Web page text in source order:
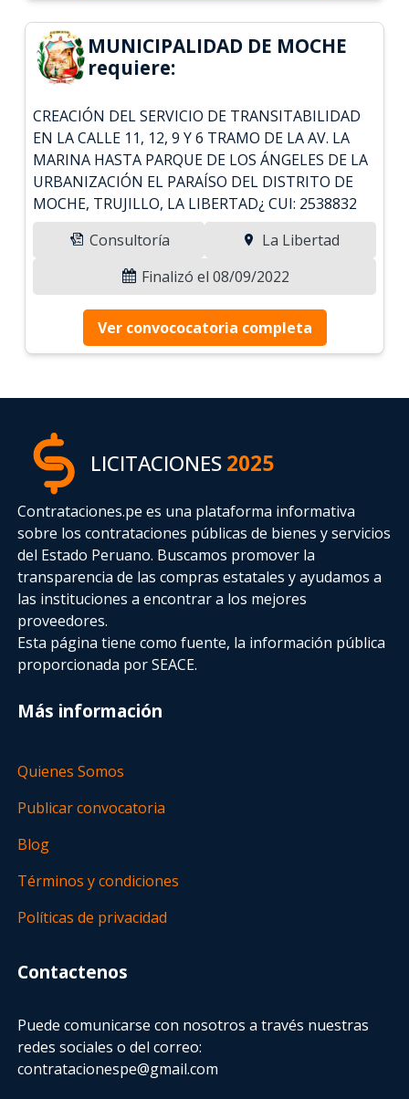
MUNICIPALIDAD DE MOCHE
requiere:
CREACIÓN DEL SERVICIO DE TRANSITABILIDAD
EN LA CALLE 11, 12, 9 Y 6 TRAMO DE LA AV. LA
MARINA HASTA PARQUE DE LOS ÁNGELES DE LA
URBANIZACIÓN EL PARAÍSO DEL DISTRITO DE
MOCHE, TRUJILLO, LA LIBERTAD¿ CUI: 2538832
Consultoría
La Libertad
Finalizó el 08/09/2022
Ver convococatoria completa
LICITACIONES2025
Contrataciones.pe es una plataforma informativa
sobre los contrataciones públicas de bienes y servicios
del Estado Peruano. Buscamos promover la
transparencia de las compras estatalesy ayudamos a
las instituciones a encontrar a los mejores
proveedores.
Esta página tiene como fuente, la información pública
proporcionada por SEACE.
Más información
Quienes Somos
Publicar convocatoria
Blog
Términos y condiciones
Políticas de privacidad
Contactenos
Puede comunicarse con nosotros a través nuestras
redes sociales o del correo:
contratacionespe@gmail.com